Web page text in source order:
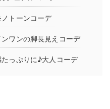
トーンコーデ
ワンの脚長見えコーデ
っぷりに♪大人コーデ